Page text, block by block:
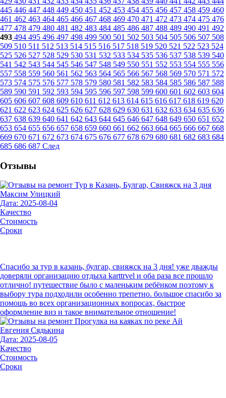
445 446 447 448 449 450 451 452 453 454 455 456 457 458 459 460
461 462 463 464 465 466 467 468 469 470 471 472 473 474 475 476
477 478 479 480 481 482 483 484 485 486 487 488 489 490 491 492
493 494 495 496 497 498 499 500 501 502 503 504 505 506 507 508
509 510 511 512 513 514 515 516 517 518 519 520 521 522 523 524
525 526 527 528 529 530 531 532 533 534 535 536 537 538 539 540
541 542 543 544 545 546 547 548 549 550 551 552 553 554 555 556
557 558 559 560 561 562 563 564 565 566 567 568 569 570 571 572
573 574 575 576 577 578 579 580 581 582 583 584 585 586 587 588
589 590 591 592 593 594 595 596 597 598 599 600 601 602 603 604
605 606 607 608 609 610 611 612 613 614 615 616 617 618 619 620
621 622 623 624 625 626 627 628 629 630 631 632 633 634 635 636
637 638 639 640 641 642 643 644 645 646 647 648 649 650 651 652
653 654 655 656 657 658 659 660 661 662 663 664 665 666 667 668
669 670 671 672 673 674 675 676 677 678 679 680 681 682 683 684
685 686 687 След
Отзывы
Максим Улицкий
Дата: 2025-08-04
Качество
Стоимость
Сроки
Спасибо за тур в казань, булгар, свияжск на 3 дня! уже дважды
доверяли организацию отдыха karttrvel и оба раза все прошло
отлично! путешествие было с маленьким ребёнком поэтому к
выбору тура подходили особенно трепетно. большое спасибо за
помощь во всех организационных вопросах, быстрое
оформление виз и такое внимательное отношение!
Евгения Сядькина
Дата: 2025-08-05
Качество
Стоимость
Сроки